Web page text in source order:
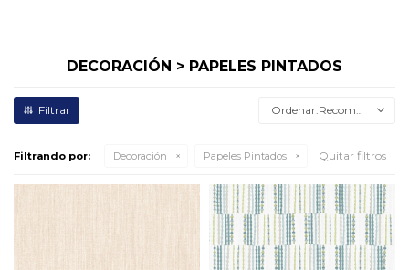
DECORACIÓN > PAPELES PINTADOS
Recomendados
Filtrando por: Decoración Papeles Pintados Quitar filtros